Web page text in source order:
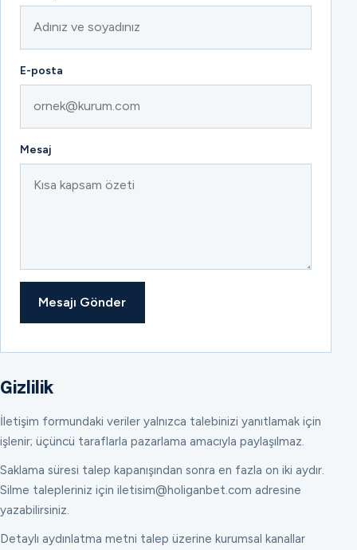
E-posta
Mesaj
Mesajı Gönder
Gizlilik
İletişim formundaki veriler yalnızca talebinizi yanıtlamak için
işlenir; üçüncü taraflarla pazarlama amacıyla paylaşılmaz.
Saklama süresi talep kapanışından sonra en fazla on iki aydır.
Silme talepleriniz için iletisim@holiganbet.com adresine
yazabilirsiniz.
Detaylı aydınlatma metni talep üzerine kurumsal kanallar